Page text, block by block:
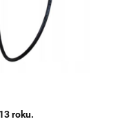
roku.